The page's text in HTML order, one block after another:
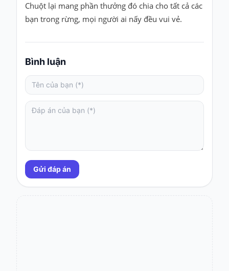
Chuột lại mang phần thưởng đó chia cho tất cả các
bạn trong rừng, mọi người ai nấy đều vui vẻ.
Bình luận
Gửi đáp án